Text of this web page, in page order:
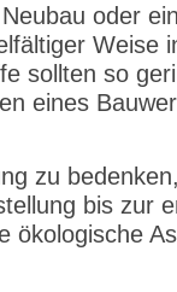
oder
Weise
sollten so
eines
zu
bis zur
ökologische